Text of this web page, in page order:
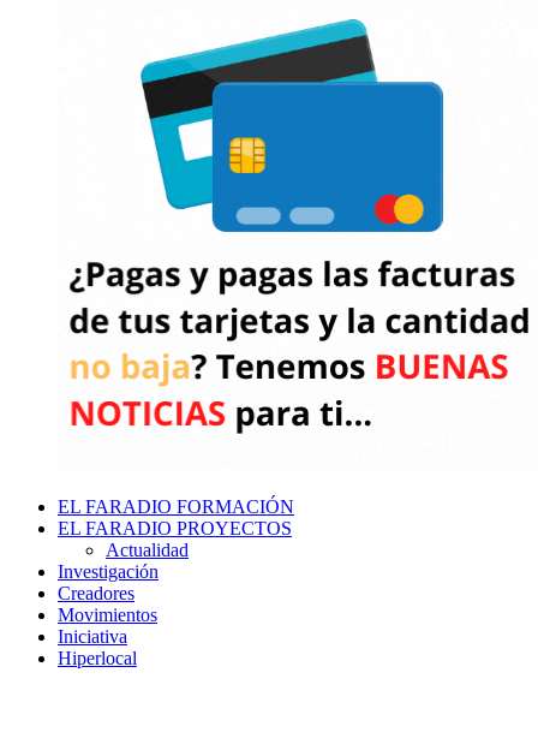
EL FARADIO FORMACIÓN
EL FARADIO PROYECTOS
Actualidad
Investigación
Creadores
Movimientos
Iniciativa
Hiperlocal